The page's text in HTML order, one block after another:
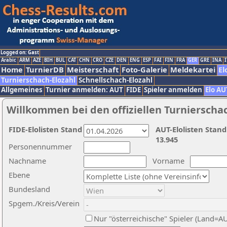
Logged on: Gast
Arabic ARM AZE BIH BUL CAT CHN CRO CZE DEN ENG ESP FAI FIN FRA GER GRE INA
Home TurnierDB Meisterschaft Foto-Galerie Meldekartei
Turnierschach-Elozahl Schnellschach-Elozahl
Allgemeines Turnier anmelden: AUT FIDE Spieler anmelden Elo
Willkommen bei den offiziellen
Nachname
Vorname
Ebene
Personennummer
Bundesland
Spgem./Kreis/Verein
Nur "österreichische" Spieler
AUT-Elolisten
13.945
FIDE-Elolisten Stand